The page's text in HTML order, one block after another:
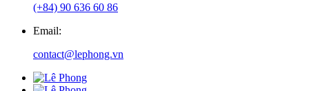
(+84) 90 636 60 86
Email:
contact@lephong.vn